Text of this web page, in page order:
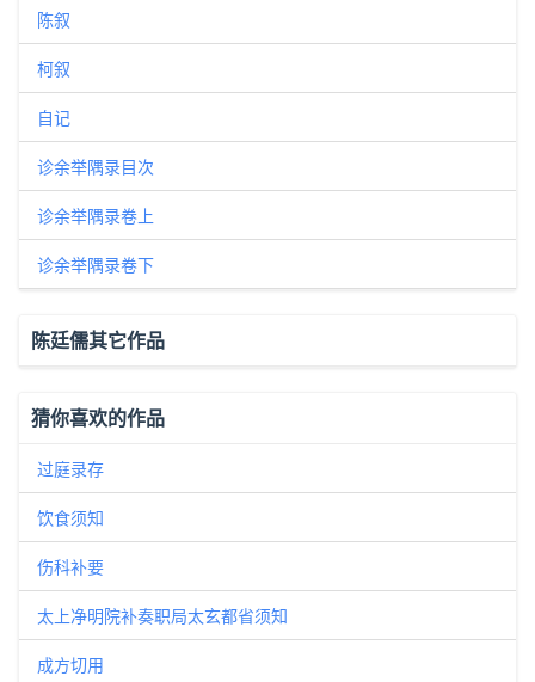
陈叙
柯叙
自记
诊余举隅录目次
诊余举隅录卷上
诊余举隅录卷下
陈廷儒其它作品
猜你喜欢的作品
过庭录存
饮食须知
伤科补要
太上净明院补奏职局太玄都省须知
成方切用